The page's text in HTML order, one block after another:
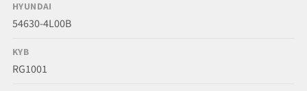
HYUNDAI
54630-4L00B
KYB
RG1001